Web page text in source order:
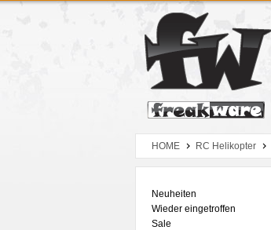
Zum Hauptmenue
Zum Seiteninhalt
Zum Warenkob
HOME RC Helikopter
Neuheiten
Wieder eingetroffen
Sale